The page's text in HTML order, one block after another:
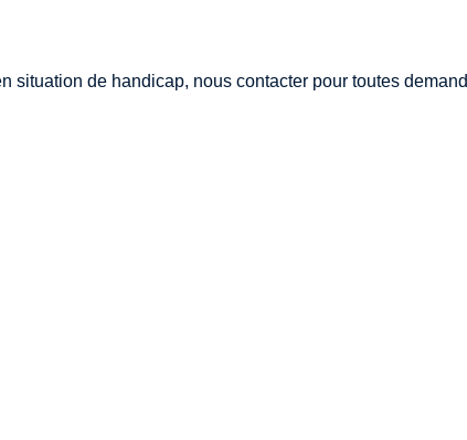
situation de handicap, nous contacter pour toutes